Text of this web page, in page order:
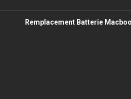
Remplacement Batterie